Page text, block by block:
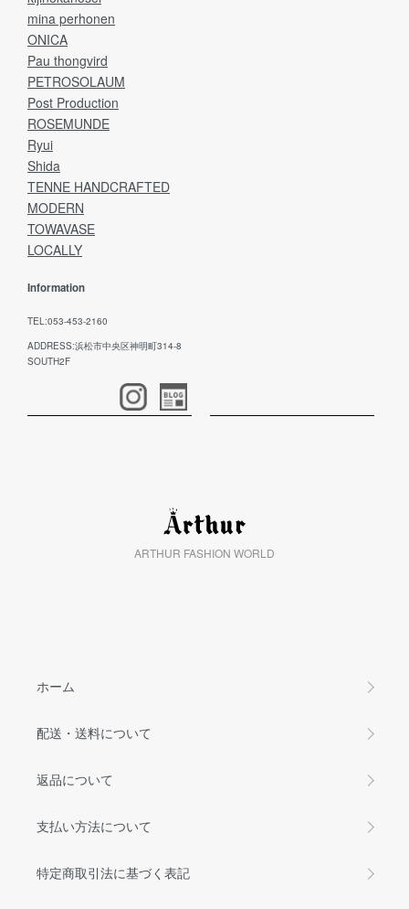
mina perhonen
ONICA
Pau thongvird
PETROSOLAUM
Post Production
ROSEMUNDE
Ryui
Shida
TENNE HANDCRAFTED
MODERN
TOWAVASE
LOCALLY
Information
TEL:053-453-2160
ADDRESS:浜松市中央区神明町314-8
SOUTH2F
ARTHUR FASHION WORLD
ホーム
配送・送料について
返品について
支払い方法について
特定商取引法に基づく表記